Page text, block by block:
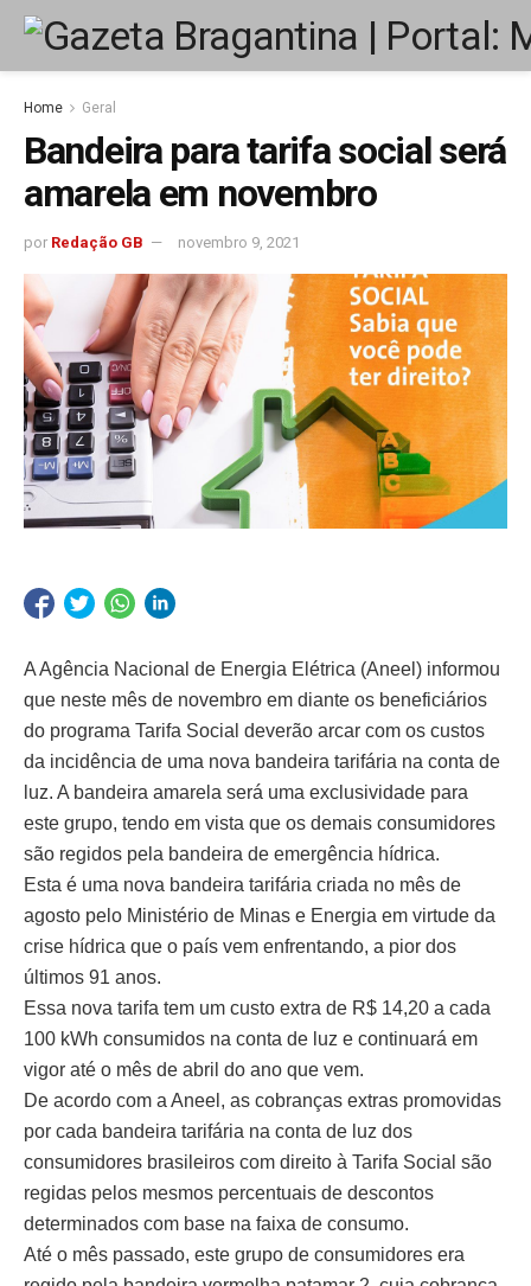
Home Geral
Bandeira para tarifa social será
amarela em novembro
por Redação GB novembro 9, 2021
A Agência Nacional de Energia Elétrica (Aneel) informou
que neste mês de novembro em diante os beneficiários
do programa Tarifa Social deverão arcar com os custos
da incidência de uma nova bandeira tarifária na conta de
luz. A bandeira amarela será uma exclusividade para
este grupo, tendo em vista que os demais consumidores
são regidos pela bandeira de emergência hídrica.
Esta é uma nova bandeira tarifária criada no mês de
agosto pelo Ministério de Minas e Energia em virtude da
crise hídrica que o país vem enfrentando, a pior dos
últimos 91 anos.
Essa nova tarifa tem um custo extra de R$ 14,20 a cada
100 kWh consumidos na conta de luz e continuará em
vigor até o mês de abril do ano que vem.
De acordo com a Aneel, as cobranças extras promovidas
por cada bandeira tarifária na conta de luz dos
consumidores brasileiros com direito à Tarifa Social são
regidas pelos mesmos percentuais de descontos
determinados com base na faixa de consumo.
Até o mês passado, este grupo de consumidores era